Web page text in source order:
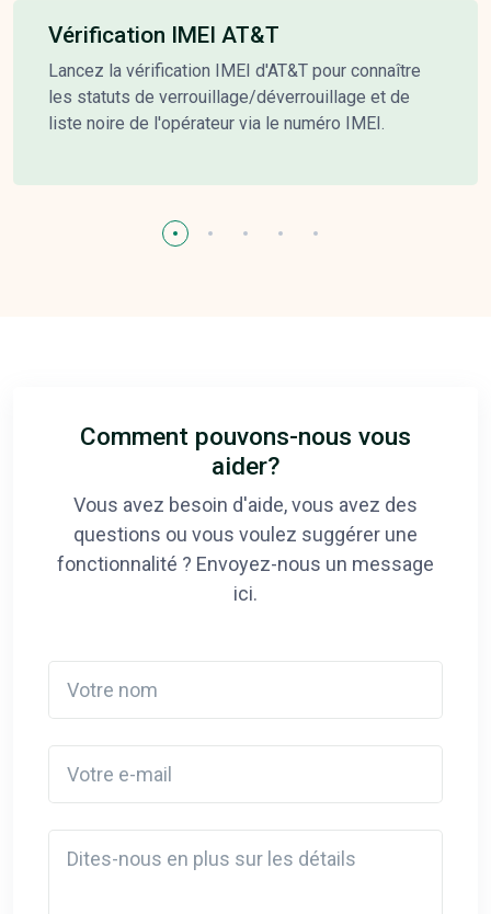
Vérification IMEI AT&T
Lancez la vérification IMEI d'AT&T pour connaître
les statuts de verrouillage/déverrouillage et de
liste noire de l'opérateur via le numéro IMEI.
Comment pouvons-nous vous
aider?
Vous avez besoin d'aide, vous avez des
questions ou vous voulez suggérer une
fonctionnalité ? Envoyez-nous un message
ici.